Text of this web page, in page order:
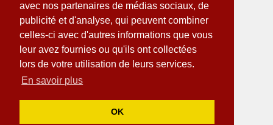
avec nos partenaires de médias sociaux, de
publicité et d'analyse, qui peuvent combiner
celles-ci avec d'autres informations que vous
leur avez fournies ou qu'ils ont collectées
lors de votre utilisation de leurs services.
En savoir plus
OK